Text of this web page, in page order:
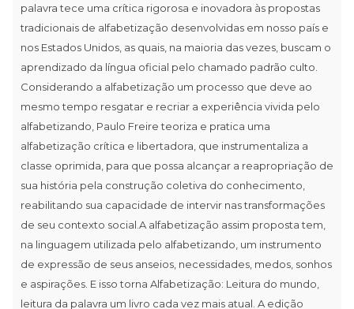
palavra tece uma crítica rigorosa e inovadora às propostas
tradicionais de alfabetização desenvolvidas em nosso país e
nos Estados Unidos, as quais, na maioria das vezes, buscam o
aprendizado da língua oficial pelo chamado padrão culto.
Considerando a alfabetização um processo que deve ao
mesmo tempo resgatar e recriar a experiência vivida pelo
alfabetizando, Paulo Freire teoriza e pratica uma
alfabetização crítica e libertadora, que instrumentaliza a
classe oprimida, para que possa alcançar a reapropriação de
sua história pela construção coletiva do conhecimento,
reabilitando sua capacidade de intervir nas transformações
de seu contexto social.A alfabetização assim proposta tem,
na linguagem utilizada pelo alfabetizando, um instrumento
de expressão de seus anseios, necessidades, medos, sonhos
e aspirações. E isso torna Alfabetização: Leitura do mundo,
leitura da palavra um livro cada vez mais atual. A edição